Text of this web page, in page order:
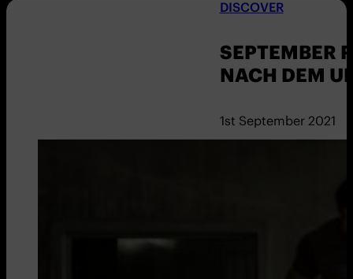
DISCOVER
SEPTEMBER
NACH DEM
1st September 2021